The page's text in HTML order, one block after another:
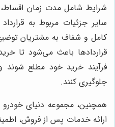
شرایط شامل مدت زمان
سایر جزئیات مربوط به
کامل و شفاف به مشتریان
قراردادها باعث می‌شود تا
فرآیند خرید خود مطلع شوند
جلوگیری کنند.
همچنین، مجموعه دنیای خودرو
ارائه خدمات پس از فروش،